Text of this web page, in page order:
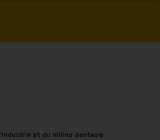
’industrie et du milieu dentaire.